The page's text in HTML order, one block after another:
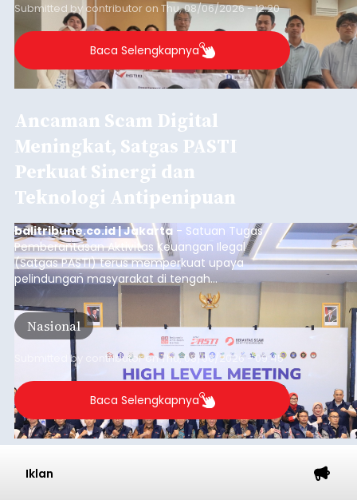
Submitted by contributor on Thu, 08/06/2026 - 12:20
Baca Selengkapnya
Ancaman Scam Digital
Meningkat, Satgas PASTI
Perkuat Sinergi dan
Teknologi Antipenipuan
balitribune.co.id | Jakarta - Satuan Tugas
Pemberantasan Aktivitas Keuangan Ilegal
(Satgas PASTI) terus memperkuat upaya
pelindungan masyarakat di tengah
meningkatnya ancaman penipuan digital yang
semakin kompleks.
Nasional
Submitted by contributoronThu, 08/06/2026 - 09:45
Baca Selengkapnya
Iklan